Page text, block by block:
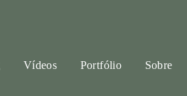
Vídeos Portfólio Sobre